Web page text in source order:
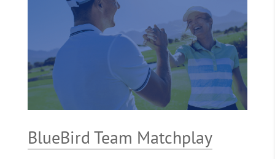
BlueBird Team Matchplay